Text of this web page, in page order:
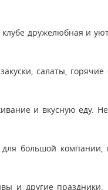
дружелюбная и
салаты,
и вкусную еду.
большой компании,
и другие праздники.